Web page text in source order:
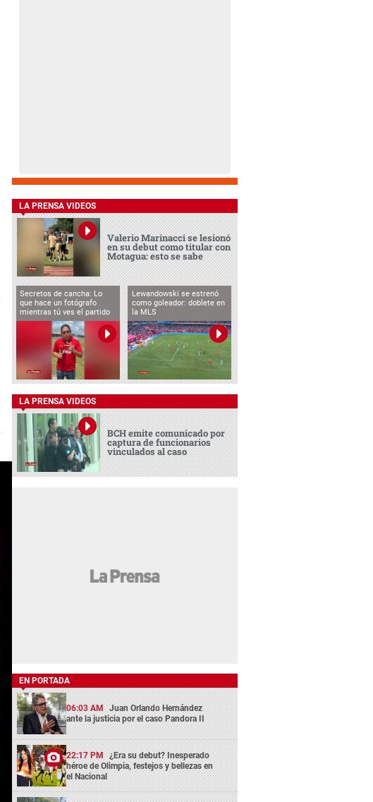
LA PRENSA VIDEOS
Valerio Marinacci se lesionó
en su debut como titular con
Motagua: esto se sabe
Secretos de cancha: Lo
que hace un fotógrafo
mientras tú ves el partido
Lewandowski se estrenó
como goleador: doblete en
la MLS
LA PRENSA VIDEOS
BCH emite comunicado por
captura de funcionarios
vinculados al caso
EN PORTADA
06:03 AM Juan Orlando Hernández
ante la justicia por el caso Pandora II
22:17 PM ¿Era su debut? Inesperado
héroe de Olimpia, festejos y bellezas en
el Nacional